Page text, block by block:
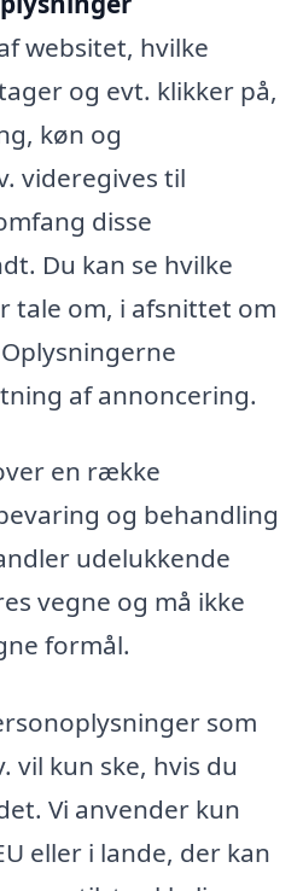
websitet, hvilke
og evt. klikker på,
køn og
videregives til
disse
Du kan se hvilke
tale om, i afsnittet om
af annoncering.
en række
og behandling
udelukkende
vegne og må ikke
formål.
som
vil kun ske, hvis du
Vi anvender kun
eller i lande, der kan